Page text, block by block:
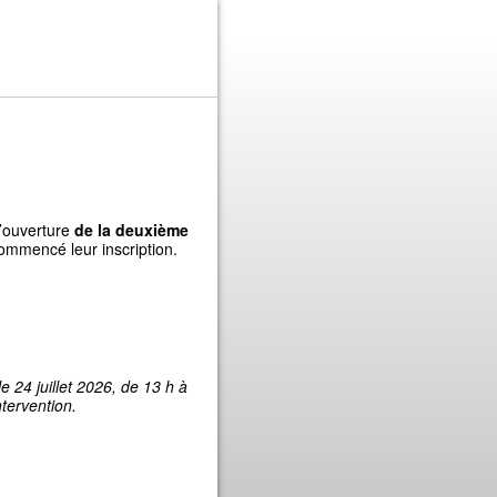
de la deuxième
leur inscription.
24 juillet 2026, de 13 h à